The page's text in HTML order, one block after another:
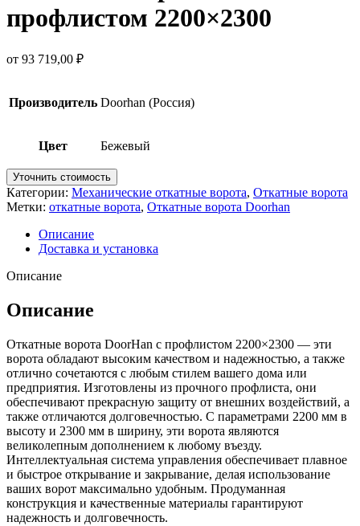
профлистом 2200×2300
от 93 719,00 ₽
Производитель Doorhan (Россия)
Цвет Бежевый
Уточнить стоимость
Категории: Механические откатные ворота, Откатные ворота
Метки: откатные ворота, Откатные ворота Doorhan
Описание
Доставка и установка
Описание
Описание
Откатные ворота DoorHan с профлистом 2200×2300 — эти
ворота обладают высоким качеством и надежностью, а также
отлично сочетаются с любым стилем вашего дома или
предприятия. Изготовлены из прочного профлиста, они
обеспечивают прекрасную защиту от внешних воздействий, а
также отличаются долговечностью. С параметрами 2200 мм в
высоту и 2300 мм в ширину, эти ворота являются
великолепным дополнением к любому въезду.
Интеллектуальная система управления обеспечивает плавное
и быстрое открывание и закрывание, делая использование
ваших ворот максимально удобным. Продуманная
конструкция и качественные материалы гарантируют
надежность и долговечность.